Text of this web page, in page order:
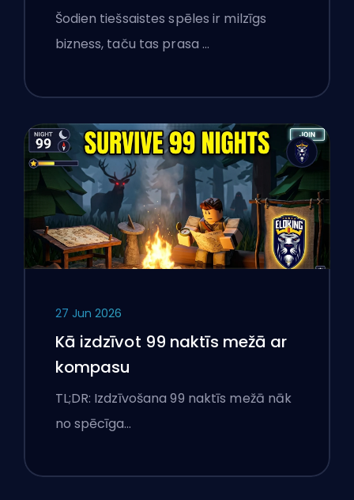
Iemācījusi Polijas Spēlētājiem
Par Tiešsaistes Pakalpojumu
Šodien tiešsaistes spēles ir milzīgs
bizness, taču tas prasa …
27 Jun 2026
Kā izdzīvot 99 naktīs mežā ar
kompasu
TL;DR: Izdzīvošana 99 naktīs mežā nāk
no spēcīga…